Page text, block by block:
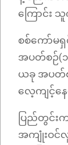
ကြောင်း
စစ်ကော်မ
အပတ်စဉ်(၁
ယခု အပတ်စ
လေ့ကျင့်န
ပြည်တွင်း
အကျုံးဝင်လူ